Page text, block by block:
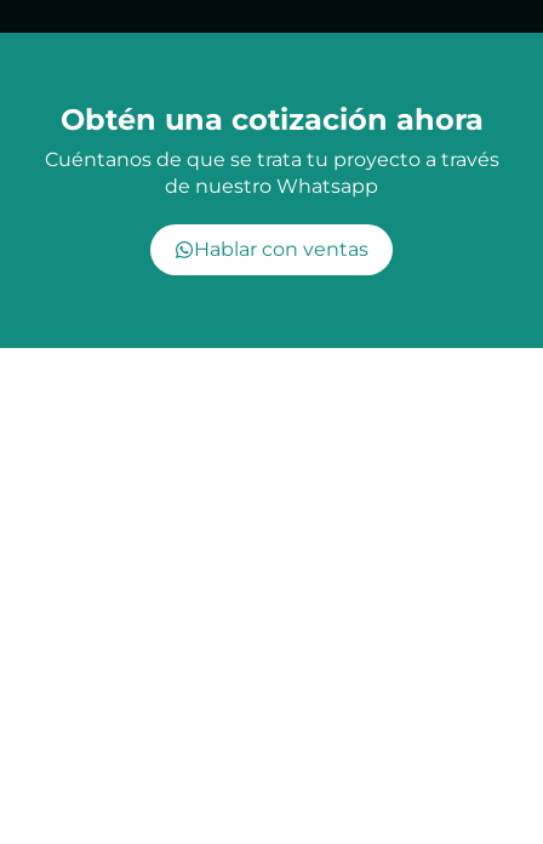
Obtén una cotización ahora
Cuéntanos de que se trata tu proyecto a través
de nuestro Whatsapp
Hablar con ventas